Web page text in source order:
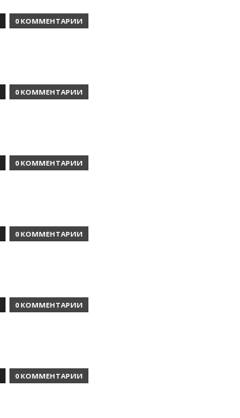
0 КОММЕНТАРИИ
0 КОММЕНТАРИИ
0 КОММЕНТАРИИ
0 КОММЕНТАРИИ
0 КОММЕНТАРИИ
0 КОММЕНТАРИИ